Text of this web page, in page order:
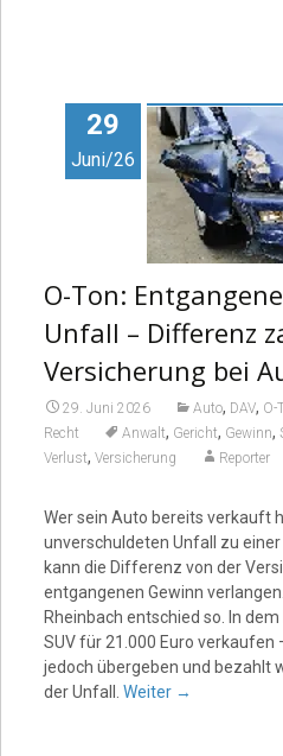
29
Juni/26
O-Ton:
Unfall – Differenz
Versicherung bei
29. Juni 2026 Auto, DAV, O-
Recht Anwalt, Gericht, Gewinn,
Verlust, Versicherung Reporter
Wer sein Auto bereits verkauft
unverschuldeten Unfall zu
kann die Differenz von der
entgangenen Gewinn
Rheinbach entschied so. In
SUV für 21.000 Euro verkaufen
jedoch übergeben und bezahlt
der Unfall. Weiter →